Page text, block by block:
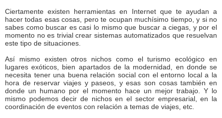
Ciertamente existen herramientas en Internet que te ayudan a
hacer todas esas cosas, pero te ocupan muchísimo tiempo, y si no
sabes como buscar es casi lo mismo que buscar a ciegas, y por el
momento no es trivial crear sistemas automatizados que resuelvan
este tipo de situaciones.
Así mismo existen otros nichos como el turismo ecológico en
lugares exóticos, bien apartados de la modernidad, en donde se
necesita tener una buena relación social con el entorno local a la
hora de reservar viajes y paseos, y esas son cosas también en
donde un humano por el momento hace un mejor trabajo. Y lo
mismo podemos decir de nichos en el sector empresarial, en la
coordinación de eventos con relación a temas de viajes, etc.